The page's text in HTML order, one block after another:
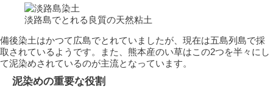
淡路島でとれる良質の天然粘土
備後染土はかつて広島でとれていましたが、現在は五島列島で採
取されているようです。また、熊本産のい草はこの2つを半々にし
て泥染めされているのが主流となっています。
泥染めの重要な役割